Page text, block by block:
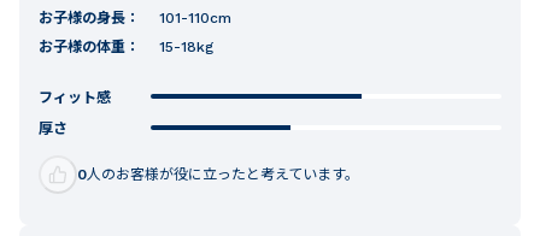
お子様の身長：
101-110cm
お子様の体重：
15-18kg
フィット感
厚さ
0人のお客様が役に立ったと考えています。